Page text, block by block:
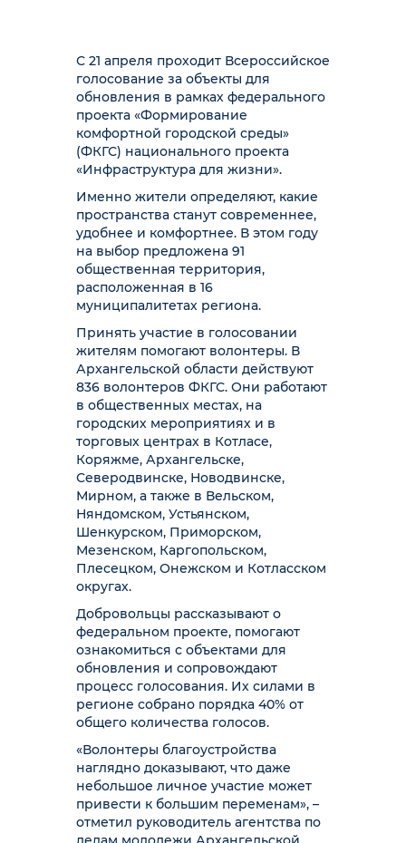
С 21 апреля проходит Всероссийское
голосование за объекты для
обновления в рамках федерального
проекта «Формирование
комфортной городской среды»
(ФКГС) национального проекта
«Инфраструктура для жизни».
Именно жители определяют, какие
пространства станут современнее,
удобнее и комфортнее. В этом году
на выбор предложена 91
общественная территория,
расположенная в 16
муниципалитетах региона.
Принять участие в голосовании
жителям помогают волонтеры. В
Архангельской области действуют
836 волонтеров ФКГС. Они работают
в общественных местах, на
городских мероприятиях и в
торговых центрах в Котласе,
Коряжме, Архангельске,
Северодвинске, Новодвинске,
Мирном, а также в Вельском,
Няндомском, Устьянском,
Шенкурском, Приморском,
Мезенском, Каргопольском,
Плесецком, Онежском и Котласском
округах.
Добровольцы рассказывают о
федеральном проекте, помогают
ознакомиться с объектами для
обновления и сопровождают
процесс голосования. Их силами в
регионе собрано порядка 40% от
общего количества голосов.
«Волонтеры благоустройства
наглядно доказывают, что даже
небольшое личное участие может
привести к большим переменам», –
отметил руководитель агентства по